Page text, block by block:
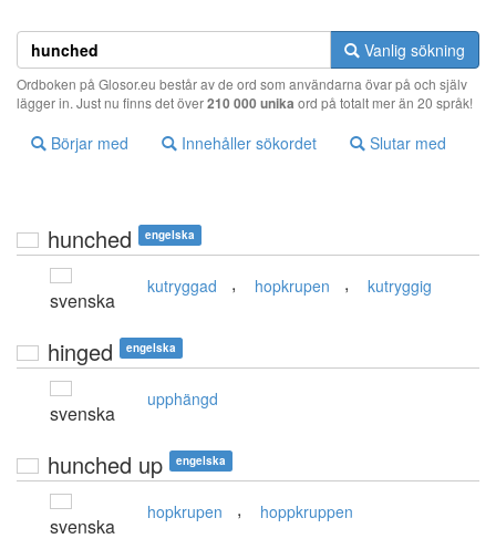
Vanlig sökning
Ordboken på Glosor.eu består av de ord som användarna övar på och själv
lägger in. Just nu finns det över210 000 unika ord på totalt mer än 20 språk!
Börjar med Innehåller sökordet Slutar med
hunched engelska
svenska
kutryggad , hopkrupen , kutryggig
hinged engelska
svenska
upphängd
hunched up engelska
svenska
hopkrupen , hoppkruppen